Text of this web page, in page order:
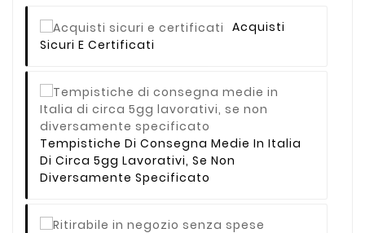
Acquisti
Sicuri E Certificati
Tempistiche Di Consegna Medie In Italia
Di Circa 5gg Lavorativi, Se Non
Diversamente Specificato